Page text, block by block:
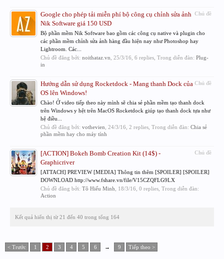
Chủ đề
Google cho phép tải miễn phí bộ công cụ chỉnh sửa ảnh
Nik Software giá 150 USD
Bộ phần mềm Nik Software bao gồm các công cụ native và plugin cho
các phần mềm chỉnh sửa ảnh hàng đầu hiện nay như Photoshop hay
Lightroom. Các...
Chủ đề đăng bởi: noithataz.vn 25/3/16 , 6 replies, Trong diễn đàn: Plug-
in
Chủ đề
Hướng dẫn sử dụng Rocketdock - Mang thanh Dock của
OS lên Windows!
Chào! Ở video tiếp theo này mình sẽ chia sẻ phần mềm tạo thanh dock
trên Windows y hệt trên MacOS Rocketdock giúp tạo thanh dock tựa như
hệ điều...
Chủ đề đăng bởi: vothevien 24/3/16 , 2 replies, Trong diễn đàn: Chia sẻ
phần mềm hay cho máy tính
Chủ đề
[ACTION] Bokeh Bomb Creation Kit (14$) -
Graphicriver
[ATTACH] PREVIEW [MEDIA] Thông tin thêm [SPOILER] [SPOILER]
DOWNLOAD http://www.fshare.vn/file/V15CZQFLG9LX
Chủ đề đăng bởi: Tô Hiếu Minh 18/3/16 , 0 replies, Trong diễn đàn:
Action
Kết quả hiển thị từ 21 đến 40 trong tổng 164
< Trước 1 2 3 4 5 6 → 9 Tiếp theo >